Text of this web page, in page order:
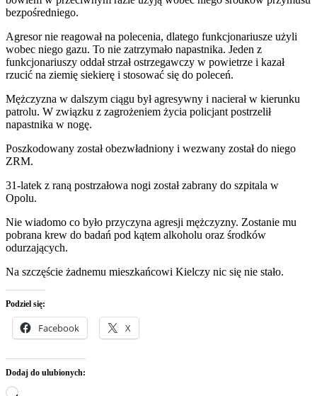
bezpośredniego.
Agresor nie reagował na polecenia, dlatego funkcjonariusze użyli
wobec niego gazu. To nie zatrzymało napastnika. Jeden z
funkcjonariuszy oddał strzał ostrzegawczy w powietrze i kazał
rzucić na ziemię siekierę i stosować się do poleceń.
Mężczyzna w dalszym ciągu był agresywny i nacierał w kierunku
patrolu. W związku z zagrożeniem życia policjant postrzelił
napastnika w nogę.
Poszkodowany został obezwładniony i wezwany został do niego
ZRM.
31-latek z raną postrzałowa nogi został zabrany do szpitala w
Opolu.
Nie wiadomo co było przyczyna agresji mężczyzny. Zostanie mu
pobrana krew do badań pod kątem alkoholu oraz środków
odurzających.
Na szczęście żadnemu mieszkańcowi Kielczy nic się nie stało.
Podziel się:
Facebook X
Dodaj do ulubionych:
Wczytywanie…